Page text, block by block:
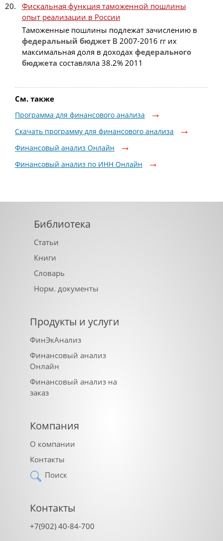
Фискальная функция таможенной пошлины
опыт реализации в России
Таможенные пошлины подлежат зачислению в
федеральный бюджетВ 2007-2016 гг их
максимальная доля в доходах федерального
бюджета составляла 38.2% 2011
См. также
Программа для финансового анализа
Скачать программу для финансового анализа
Финансовый анализ Онлайн
Финансовый анализ по ИНН Онлайн
Библиотека
Статьи
Книги
Словарь
Норм. документы
Продукты и услуги
ФинЭкАнализ
Финансовый анализ
Онлайн
Финансовый анализ на
заказ
Компания
О компании
Контакты
Поиск
Контакты
+7(902) 40-84-700